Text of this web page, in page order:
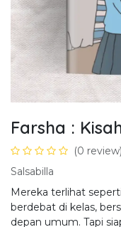
Farsha :
(0 review)
Salsabilla
Mereka terlihat
berdebat di kelas,
depan umum. Tapi